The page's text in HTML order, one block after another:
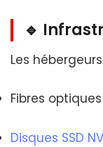
🔹
Les
Fibres
Disques SSD